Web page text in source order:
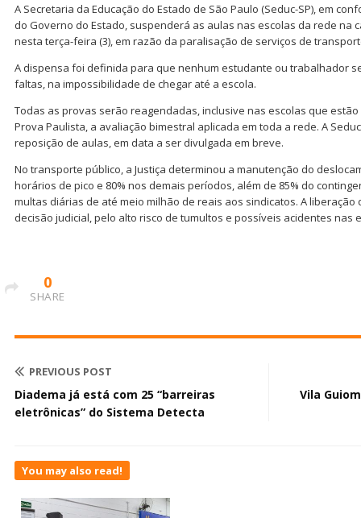
A Secretaria da Educação do Estado de São Paulo (Seduc-SP), em
do Governo do Estado, suspenderá as aulas nas escolas da rede na
nesta terça-feira (3), em razão da paralisação de serviços de
A dispensa foi definida para que nenhum estudante ou trabalhador
faltas, na impossibilidade de chegar até a escola.
Todas as provas serão reagendadas, inclusive nas escolas que
Prova Paulista, a avaliação bimestral aplicada em toda a rede. A
reposição de aulas, em data a ser divulgada em breve.
No transporte público, a Justiça determinou a manutenção do
horários de pico e 80% nos demais períodos, além de 85% do
multas diárias de até meio milhão de reais aos sindicatos. A
decisão judicial, pelo alto risco de tumultos e possíveis acidentes nas
0
SHARE
PREVIOUS POST
Diadema já está com 25 “barreiras
eletrônicas” do Sistema Detecta
Vila
You may also read!